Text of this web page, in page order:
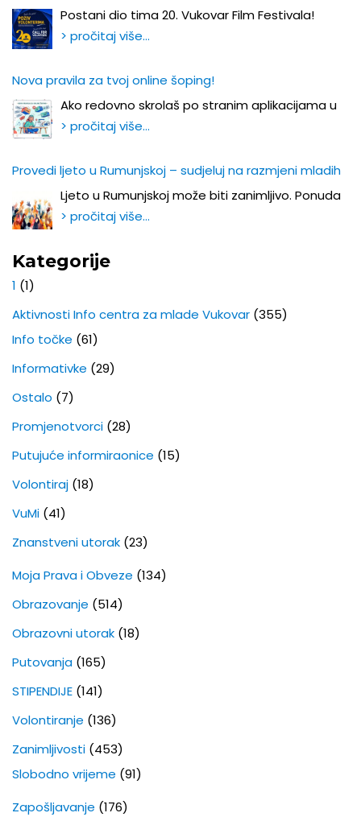
Postani dio tima 20. Vukovar Film Festivala!
> pročitaj više…
Nova pravila za tvoj online šoping!
Ako redovno skrolaš po stranim aplikacijama u
> pročitaj više…
Provedi ljeto u Rumunjskoj – sudjeluj na razmjeni mladih
Ljeto u Rumunjskoj može biti zanimljivo. Ponuda
> pročitaj više…
Kategorije
1 (1)
Aktivnosti Info centra za mlade Vukovar (355)
Info točke (61)
Informativke (29)
Ostalo (7)
Promjenotvorci (28)
Putujuće informiraonice (15)
Volontiraj (18)
VuMi (41)
Znanstveni utorak (23)
Moja Prava i Obveze (134)
Obrazovanje (514)
Obrazovni utorak (18)
Putovanja (165)
STIPENDIJE (141)
Volontiranje (136)
Zanimljivosti (453)
Slobodno vrijeme (91)
Zapošljavanje (176)